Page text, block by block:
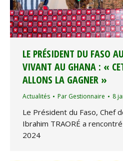
LE PRÉSIDENT DU FASO
VIVANT AU GHANA : «
ALLONS LA GAGNER »
Actualités Par Gestionnaire 8
Le Président du Faso, Chef
Ibrahim TRAORÉ a
2024